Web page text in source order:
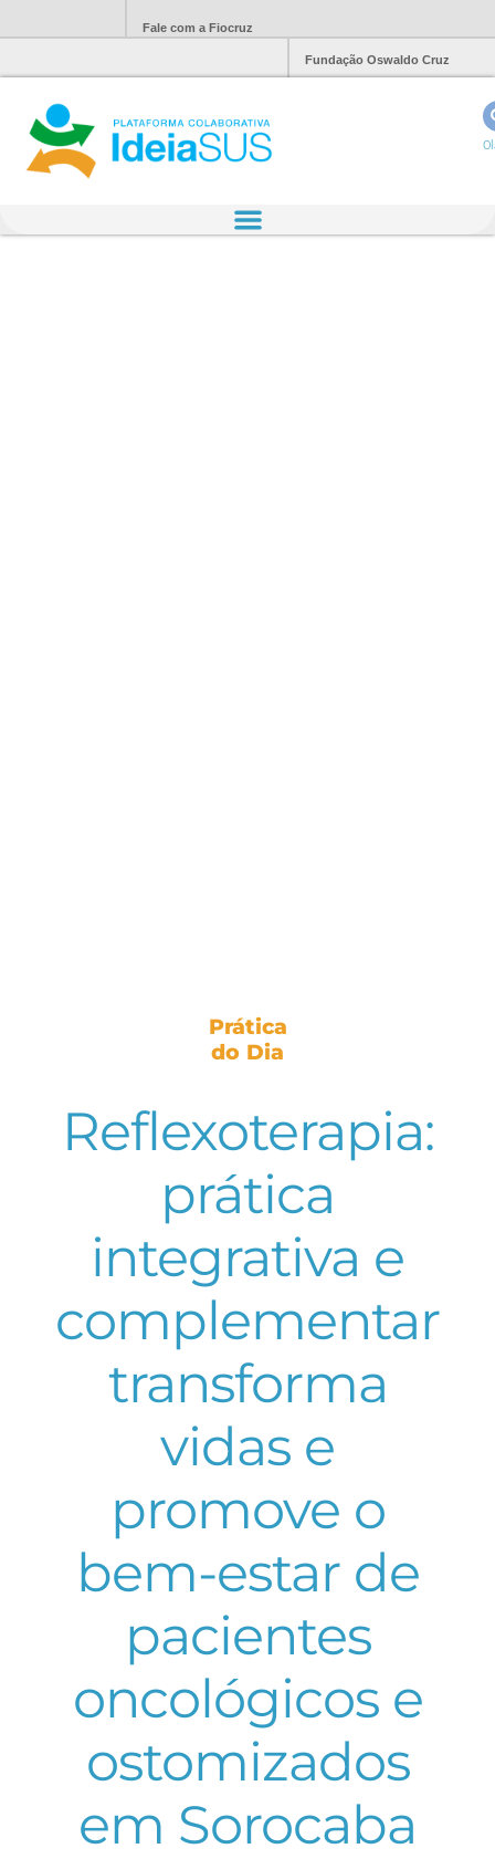
Fale com a Fiocruz
Fundação Oswaldo Cruz
Prática
do Dia
Reflexoterapia:
prática
integrativa e
complementar
transforma
vidas e
promove o
bem-estar de
pacientes
oncológicos e
ostomizados
em Sorocaba